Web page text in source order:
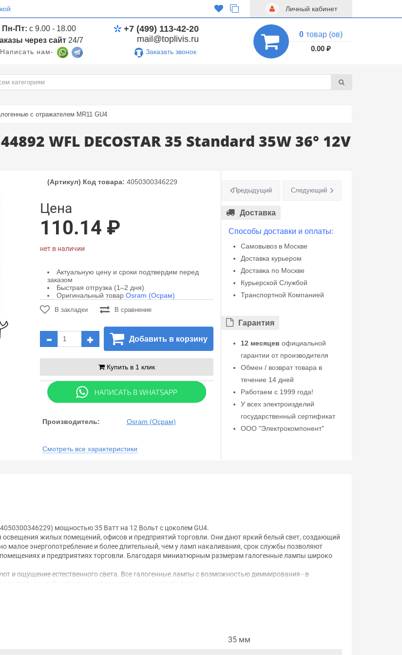
Личный кабинет
Пн-Пт: с 9.00 - 18.00
через сайт 24/7
Написать нам-
+7 (499) 113-42-20
mail@toplivis.ru
Заказать звонок
0 товар (ов)
0.00 ₽
с отражателем MR11 GU4
WFL DECOSTAR 35 Standard 35W 36° 12V
(Артикул) Код товара: 4050300346229
Цена
110.14 ₽
нет в наличии
Актуальную цену и сроки подтвердим перед
заказом
Быстрая отгрузка (1–2 дня)
Оригинальный товар Osram (Осрам)
В закладки В сравнение
Добавить в корзину
Купить в 1 клик
Производитель: Osram (Осрам)
Смотреть все характеристики
Предыдущий Следующий
Доставка
Способы доставки и оплаты:
Самовывоз в Москве
Доставка курьером
Доставка по Москве
Курьерской Службой
Транспортной Компанией
Гарантия
12 месяцев официальной
гарантии от производителя
Обмен / возврат товара в
течение 14 дней
Работаем с 1999 года!
У всех электроизделий
государственный сертификат
ООО "Электрокомпонент"
мощностью 35 Ватт на 12 Вольт с цоколем GU4.
жилых помещений, офисов и предприятий торговли. Они дают яркий белый свет, создающий
малое энергопотребление и более длительный, чем у ламп накаливания, срок службы позволяют
и предприятиях торговли. Благодаря миниатюрным размерам галогенные лампы широко
и ощущение естественного света. Все галогенные лампы с возможностью диммирования - в
дневное, либо мягкое и уютное освещение в помещении.
информация о товарах не является офертой, наличие и стоимость оборудования
помогут Вам в выборе оборудования и оформлении на него заказа.35 мм